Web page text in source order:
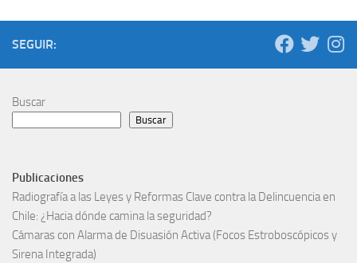
SEGUIR:
Buscar
Buscar
Publicaciones
Radiografía a las Leyes y Reformas Clave contra la Delincuencia en
Chile: ¿Hacia dónde camina la seguridad?
Cámaras con Alarma de Disuasión Activa (Focos Estroboscópicos y
Sirena Integrada)